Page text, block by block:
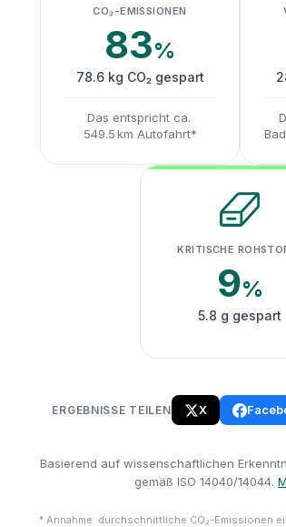
CO₂-EMISSIONEN
83%
78.6 kg CO₂ gespart
Das entspricht ca.
549.5 km Autofahrt*
KRITISCHE
9%
5.8 g gespart
ERGEBNISSE TEILEN X
Basierend auf wissenschaftlichen
gemäß ISO 14040/14044.
* Annahme: durchschnittliche CO₂-Emissionen